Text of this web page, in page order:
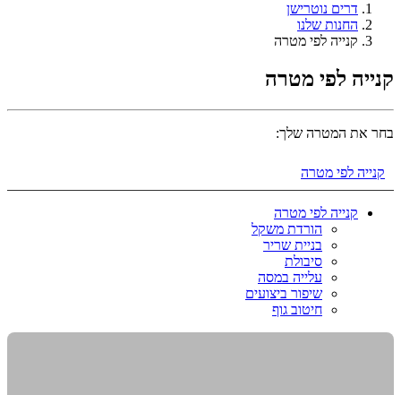
דרים נוטרישן
החנות שלנו
קנייה לפי מטרה
קנייה לפי מטרה
בחר את המטרה שלך:
קנייה לפי מטרה
קנייה לפי מטרה
הורדת משקל
בניית שריר
סיבולת
עלייה במסה
שיפור ביצועים
חיטוב גוף